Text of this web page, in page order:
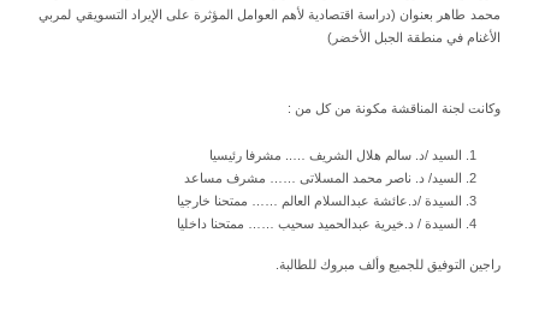
محمد طاهر بعنوان (دراسة اقتصادية لأهم العوامل المؤثرة على الإيراد التسويقي لمربي
الأغنام في منطقة الجبل الأخضر)
وكانت لجنة المناقشة مكونة من كل من :
1.
السيد /د. سالم هلال الشريف ….. مشرفا رئيسيا
2. السيد/ د. ناصر محمد المسلاتى …… مشرف مساعد
3. السيدة /د.عائشة عبدالسلام العالم …… ممتحنا خارجيا
4. السيدة / د.خيرية عبدالحميد سحيب …… ممتحنا داخليا
راجين التوفيق للجميع وألف مبروك للطالبة.